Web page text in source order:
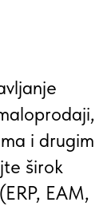
i drugim
širok
EAM,